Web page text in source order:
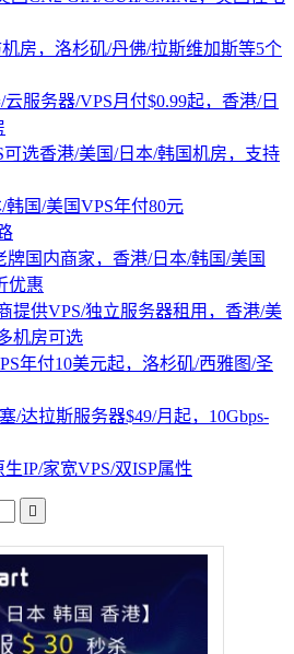
房，洛杉矶/丹佛/拉斯维加斯等5个
服务器/VPS月付$0.99起，香港/日
可选香港/美国/日本/韩国机房，支持
韩国/美国VPS年付80元
牌国内商家，香港/日本/韩国/美国
优惠
提供VPS/独立服务器租用，香港/美
机房可选
年付10美元起，洛杉矶/西雅图/圣
/达拉斯服务器$49/月起，10Gbps-
生IP/家宽VPS/双ISP属性
